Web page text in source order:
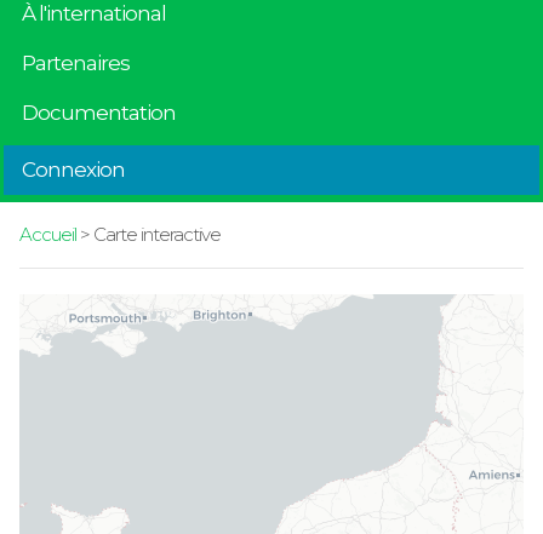
À l'international
Partenaires
Documentation
Connexion
Accueil> Carte interactive